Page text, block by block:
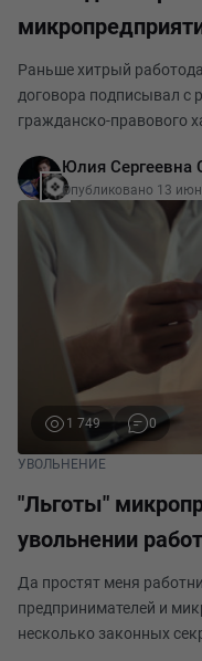
Раньше хитрый
договора подписывал с
гражданско-правового
гражданско-правового
Юлия Сергеевна
Опубликовано 13
1 749 0
УВОЛЬНЕНИЕ
"Льготы"
увольнении
Да простят меня
предпринимателей и
несколько законных